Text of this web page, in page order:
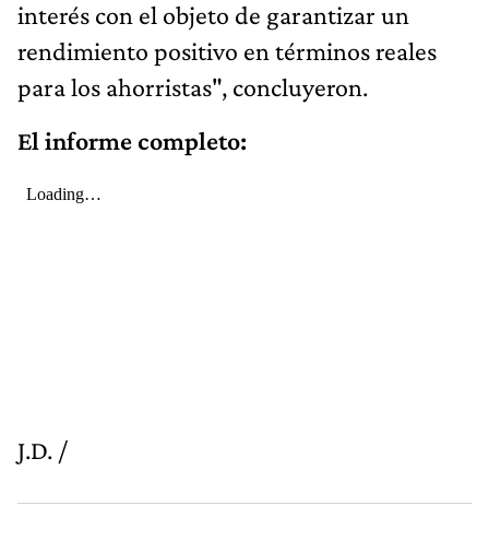
interés con el objeto de garantizar un
rendimiento positivo en términos reales
para los ahorristas", concluyeron.
El informe completo:
J.D. /